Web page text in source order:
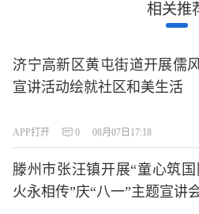
相关推
济宁高新区黄屯街道开展儒
宣讲活动绘就社区和美生活
APP打开 0 08月07日17:18
滕州市张汪镇开展“童心筑国
火永相传”庆“八一”主题宣讲